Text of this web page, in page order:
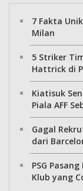
7 Fakta
Milan
5 Striker
Hattrick di
Kiatisuk
Piala AFF
Gagal
dari
PSG
Klub yang